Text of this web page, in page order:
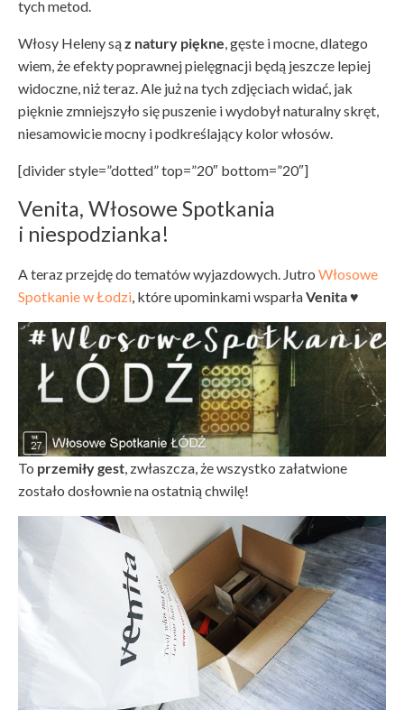
tych metod.
Włosy Heleny sąz natury piękne , gęste i mocne, dlatego
wiem, że efekty poprawnej pielęgnacji będą jeszcze lepiej
widoczne, niż teraz. Ale już na tych zdjęciach widać, jak
pięknie zmniejszyło się puszenie i wydobył naturalny skręt,
niesamowicie mocny i podkreślający kolor włosów.
[divider style=”dotted” top=”20″ bottom=”20″]
Venita, Włosowe Spotkania
i niespodzianka!
A teraz przejdę do tematów wyjazdowych. Jutro Włosowe
Spotkanie w Łodzi , które upominkami wsparłaVenita♥
To przemiły gest , zwłaszcza, że wszystko załatwione
zostało dosłownie na ostatnią chwilę!